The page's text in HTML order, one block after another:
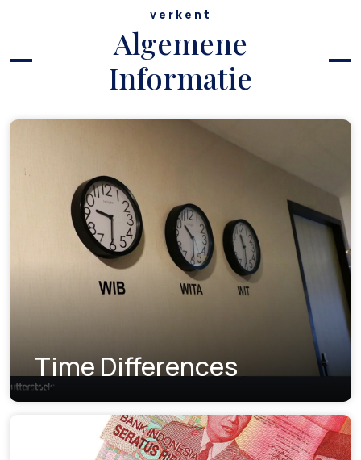
verkent
Algemene
Informatie
Time Differences